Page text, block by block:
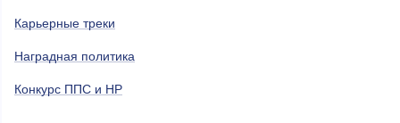
Карьерные треки
Наградная политика
Конкурс ППС и НР